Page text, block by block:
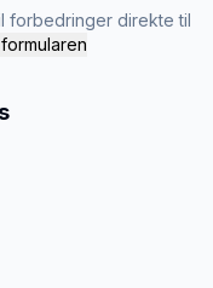
forbedringer direkte til